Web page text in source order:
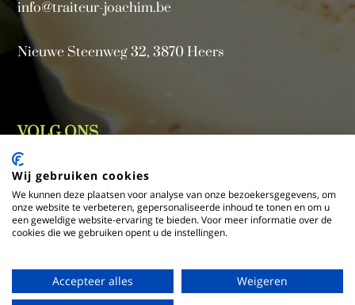
info@traiteur-joachim.be
Nieuwe Steenweg 32, 3870 Heers
VOLG ONS
Wij gebruiken cookies
We kunnen deze plaatsen voor analyse van onze bezoekersgegevens, om
onze website te verbeteren, gepersonaliseerde inhoud te tonen en om u
een geweldige website-ervaring te bieden. Voor meer informatie over de
cookies die we gebruiken opent u de instellingen.
Accepteer alles
Weigeren